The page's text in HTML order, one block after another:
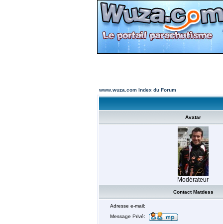
www.wuza.com Index du Forum
Avatar
Modérateur
Contact Matdess
Adresse e-mail:
Message Privé: